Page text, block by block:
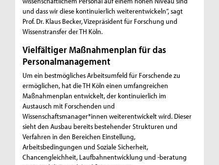
und dass wir diese kontinuierlich weiterentwickeln“, sagt
Prof. Dr. Klaus Becker, Vizepräsident für Forschung und
Wissenstransfer der TH Köln.
Vielfältiger Maßnahmenplan für das
Personalmanagement
Um ein bestmögliches Arbeitsumfeld für Forschende zu
ermöglichen, hat die TH Köln einen umfangreichen
Maßnahmenplan entwickelt, der kontinuierlich im
Austausch mit Forschenden und
Wissenschaftsmanager*innen weiterentwickelt wird. Dieser
sieht den Ausbau bereits bestehender Strukturen und
Verfahren in den Bereichen Einstellung,
Arbeitsbedingungen und Soziale Sicherheit,
Chancengleichheit, Laufbahnentwicklung und -beratung